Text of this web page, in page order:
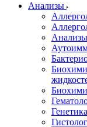
Анализы
Генетика